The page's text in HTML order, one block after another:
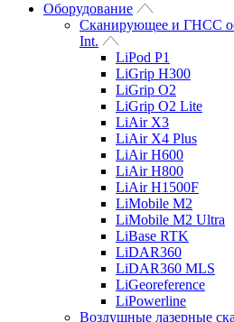
Оборудование
Сканирующее и ГНСС
Int.
LiPod P1
LiGrip H300
LiGrip O2
LiGrip O2 Lite
LiAir X3
LiAir X4 Plus
LiAir H600
LiAir H800
LiAir H1500F
LiMobile M2
LiMobile M2 Ultra
LiBase RTK
LiDAR360
LiDAR360 MLS
LiGeoreference
LiPowerline
Воздушные лазерные